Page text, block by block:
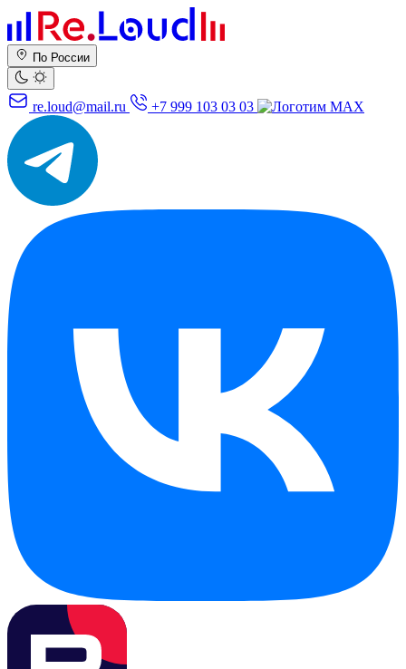
По России
re.loud@mail.ru +7 999 103 03 03